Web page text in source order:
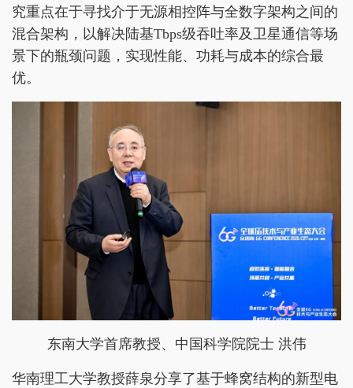
究重点在于寻找介于无源相控阵与全数字架构之间的
混合架构，以解决陆基Tbps级吞吐率及卫星通信等场
景下的瓶颈问题，实现性能、功耗与成本的综合最
优。
东南大学首席教授、中国科学院院士 洪伟
华南理工大学教授薛泉分享了基于蜂窝结构的新型电